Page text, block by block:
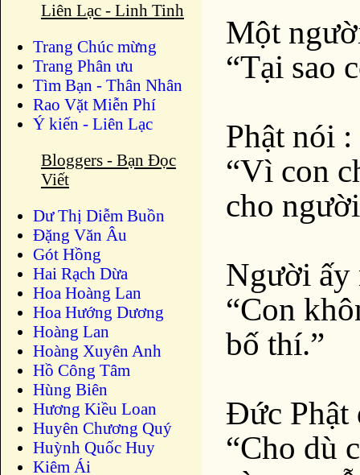
Liên Lạc - Linh Tinh
Trang Chúc mừng
Trang Phân ưu
Tìm Bạn - Thân Nhân
Rao Vặt Miễn Phí
Ý kiến - Liên Lạc
Bloggers - Bạn Đọc
Viết
Dư Thị Diễm Buồn
Ðặng Văn Âu
Gót Hồng
Hai Rạch Dừa
Hoa Hoàng Lan
Hoa Hướng Dương
Hoàng Lan
Hoàng Xuyên Anh
Hồ Công Tâm
Hùng Biên
Hương Kiều Loan
Huyên Chương Quý
Huỳnh Quốc Huy
Kiêm Ái
Một
“Tại sao
Phật nói :
“Vì con
cho
Người ấy
“Con
bố thí.”
Đức Phật
“Cho dù